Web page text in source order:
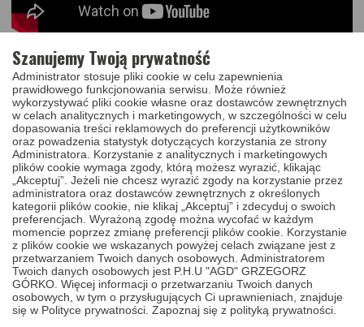
Naprawa kluczy i pilotów samochodowych – Łódź
Kolejną usługą znajdującą się w naszej ofercie jestnaprawa
kluczy i pilotów samochodowych w Łodzi. Jak z pewnością się
Państwo domyślają, można ją zrealizować poprzezsklep online.
Kiedy konkretnie warto to zrobić? Na przykład wtedy, gdy mają
Państwo problem ze złożeniem klucza w obudowie scyzorykowej,
jego blokowaniem się w stacyjce lub w zamku czy otwarciem auta
w sposób zbliżeniowy i tradycyjny, bądź gdy akumulator nie ładuje
się podczas jazdy. Jesteśmy w stanie skutecznie wyeliminować
tego rodzaju usterki, poprzez między innymi:
serwis ścieżek drukowanych kluczy i pilotów,
instalację nowych mikro włączników sterujących zamkiem
centralnym,
wymianę mocowania baterii,
docięcie nowego grotu i jego instalację w nowej obudowie.
Szanujemy Twoją prywatność
Administrator stosuje pliki cookie w celu zapewnienia
prawidłowego funkcjonowania serwisu. Może również
wykorzystywać pliki cookie własne oraz dostawców zewnętrznych
w celach analitycznych i marketingowych, w szczególności w celu
dopasowania treści reklamowych do preferencji użytkowników
oraz powadzenia statystyk dotyczących korzystania ze strony
Administratora. Korzystanie z analitycznych i marketingowych
plików cookie wymaga zgody, którą możesz wyrazić, klikając
„Akceptuj”. Jeżeli nie chcesz wyrazić zgody na korzystanie przez
administratora oraz dostawców zewnętrznych z określonych
kategorii plików cookie, nie klikaj „Akceptuj” i zdecyduj o swoich
preferencjach. Wyrażoną zgodę można wycofać w każdym
momencie poprzez zmianę preferencji plików cookie. Korzystanie
z plików cookie we wskazanych powyżej celach związane jest z
przetwarzaniem Twoich danych osobowych. Administratorem
Twoich danych osobowych jest P.H.U "AGD" GRZEGORZ
GÓRKO. Więcej informacji o przetwarzaniu Twoich danych
osobowych, w tym o przysługujących Ci uprawnieniach, znajduje
się w Polityce prywatności. Zapoznaj się z polityką prywatności.